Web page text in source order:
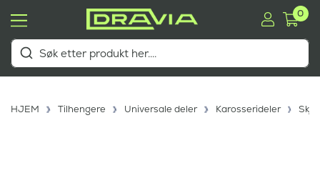
0
HJEM Tilhengere Universale deler Karosserideler